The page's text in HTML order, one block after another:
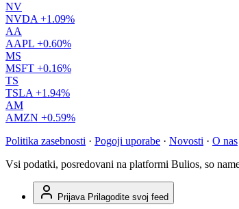
NV
NVDA +1.09%
AA
AAPL +0.60%
MS
MSFT +0.16%
TS
TSLA +1.94%
AM
AMZN +0.59%
Politika zasebnosti · Pogoji uporabe · Novosti · O nas
Vsi podatki, posredovani na platformi Bulios, so
Prijava Prilagodite svoj feed